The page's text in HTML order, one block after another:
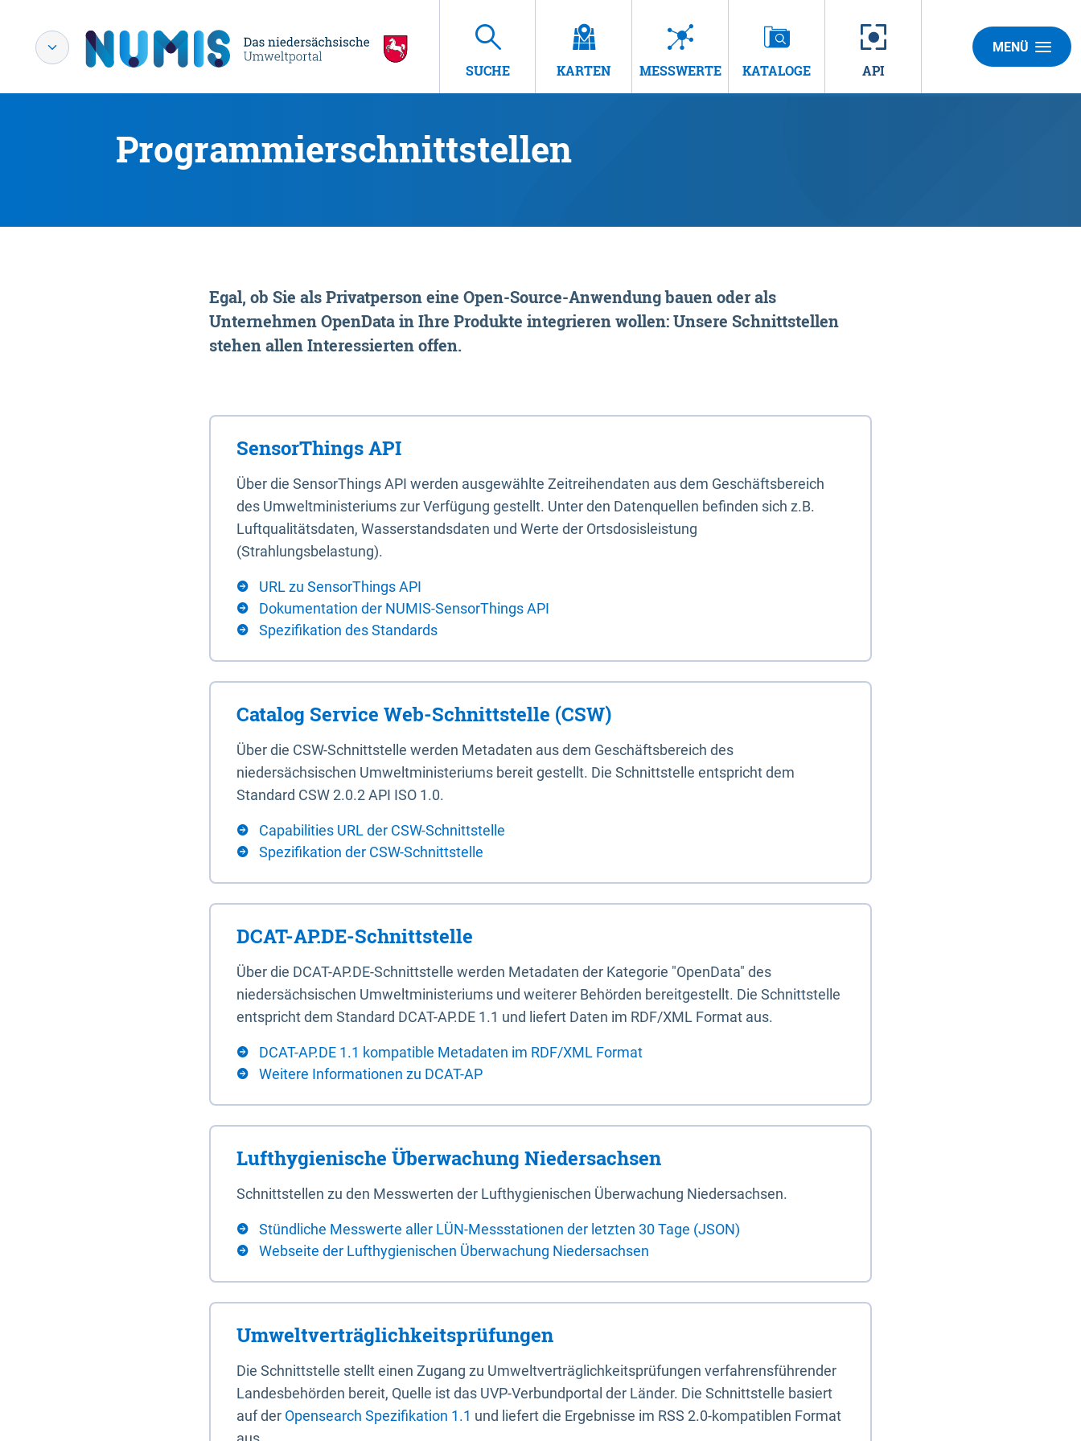
SUCHE KARTEN MESSWERTE KATALOGE API
MENÜ
Programmierschnittstellen
Egal, ob Sie als Privatperson eine Open-Source-Anwendung bauen oder als
Unternehmen OpenData in Ihre Produkte integrieren wollen: Unsere Schnittstellen
stehen allen Interessierten offen.
SensorThings API
Über die SensorThings API werden ausgewählte Zeitreihendaten aus dem Geschäftsbereich
des Umweltministeriums zur Verfügung gestellt. Unter den Datenquellen befinden sich z.B.
Luftqualitätsdaten, Wasserstandsdaten und Werte der Ortsdosisleistung
(Strahlungsbelastung).
URL zu SensorThings API
Dokumentation der NUMIS-SensorThings API
Spezifikation des Standards
Catalog Service Web-Schnittstelle (CSW)
Über die CSW-Schnittstelle werden Metadaten aus dem Geschäftsbereich des
niedersächsischen Umweltministeriums bereit gestellt. Die Schnittstelle entspricht dem
Standard CSW 2.0.2 API ISO 1.0.
Capabilities URL der CSW-Schnittstelle
Spezifikation der CSW-Schnittstelle
DCAT-AP.DE-Schnittstelle
Über die DCAT-AP.DE-Schnittstelle werden Metadaten der Kategorie "OpenData" des
niedersächsischen Umweltministeriums und weiterer Behörden bereitgestellt. Die Schnittstelle
entspricht dem Standard DCAT-AP.DE 1.1 und liefert Daten im RDF/XML Format aus.
DCAT-AP.DE 1.1 kompatible Metadaten im RDF/XML Format
Weitere Informationen zu DCAT-AP
Lufthygienische Überwachung Niedersachsen
Schnittstellen zu den Messwerten der Lufthygienischen Überwachung Niedersachsen.
Stündliche Messwerte aller LÜN-Messstationen der letzten 30 Tage (JSON)
Webseite der Lufthygienischen Überwachung Niedersachsen
Umweltverträglichkeitsprüfungen
Die Schnittstelle stellt einen Zugang zu Umweltverträglichkeitsprüfungen verfahrensführender
Landesbehörden bereit, Quelle ist das UVP-Verbundportal der Länder. Die Schnittstelle basiert
auf der Opensearch Spezifikation 1.1 und liefert die Ergebnisse im RSS 2.0-kompatiblen Format